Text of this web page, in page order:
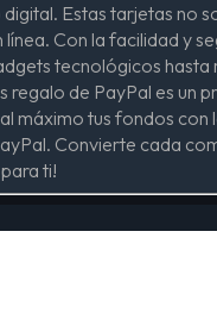
Estas tarjetas no
Con la facilidad y
tecnológicos
de PayPal es un
máximo tus fondos
Convierte cada
ti!